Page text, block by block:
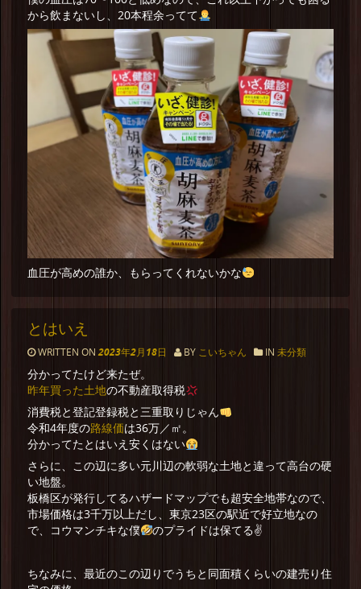
から飲まないし、20本程余ってて
血圧が高めの誰か、もらってくれないかな
とはいえ
WRITTEN ON2023年2月18日 BY こいちゃん IN 未分類
分かってたけど来たぜ。
昨年買った土地の不動産取得税
消費税と登記登録税と三重取りじゃん
令和4年度の路線価は36万／㎡。
分かってたとはいえ安くはない
さらに、この辺に多い元川辺の軟弱な土地と違って高台の硬
い地盤。
板橋区が発行してるハザードマップでも超安全地帯なので、
市場価格は3千万以上だし、東京23区の駅近で好立地なの
で、コウマンチキな僕
のプライドは保てる✌
ちなみに、最近のこの辺りでうちと同面積くらいの建売り住